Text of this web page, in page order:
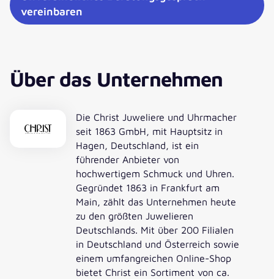
vereinbaren
Über das Unternehmen
Die Christ Juweliere und Uhrmacher
seit 1863 GmbH, mit Hauptsitz in
Hagen, Deutschland, ist ein
führender Anbieter von
hochwertigem Schmuck und Uhren.
Gegründet 1863 in Frankfurt am
Main, zählt das Unternehmen heute
zu den größten Juwelieren
Deutschlands. Mit über 200 Filialen
in Deutschland und Österreich sowie
einem umfangreichen Online-Shop
bietet Christ ein Sortiment von ca.